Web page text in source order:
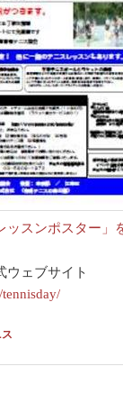
ッスンポスター」
ェブサイト